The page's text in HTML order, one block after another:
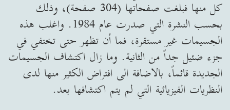
كل منها فبلغت صفحاتها (304 صفحة)، وذلك
بحسب النشرة التي صدرت عام 1984. واغلب هذه
الجسيمات غير مستقرة، فما أن تظهر حتى تختفي في
جزء ضئيل جداً من الثانية. وما زال اكتشاف الجسيمات
الجديدة قائماً، بالاضافة الى افتراض الكثير منها لدى
النظريات الفيزيائية التي لم يتم اكتشافها بعد.